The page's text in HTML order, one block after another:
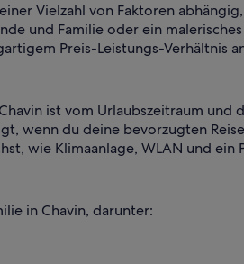
Vielzahl von Faktoren
und Familie oder ein
Preis-Leistungs-Verhältnis
ist vom Urlaubszeitraum
wenn du deine bevorzugten
wie Klimaanlage, WLAN und ein
in Chavin, darunter: